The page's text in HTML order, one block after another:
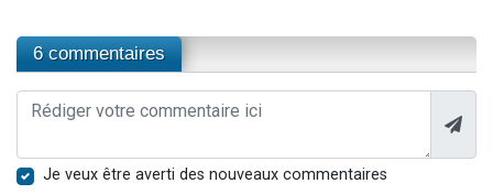
6 commentaires
Je veux être averti des nouveaux commentaires